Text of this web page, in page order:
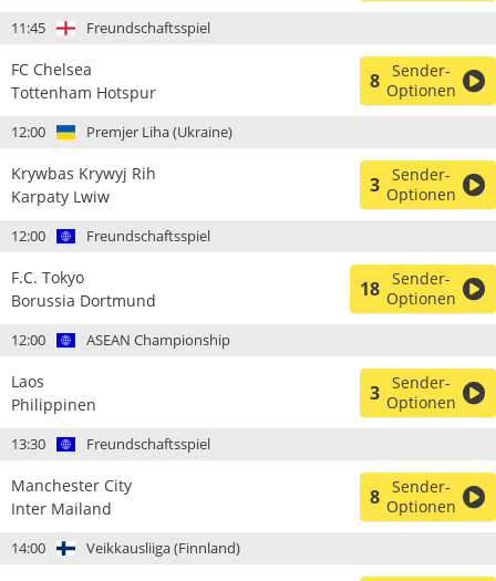
11:45 Freundschaftsspiel
FC Chelsea
Tottenham Hotspur
8 Sender-
Optionen
12:00 Premjer Liha (Ukraine)
Krywbas Krywyj Rih
Karpaty Lwiw
3 Sender-
Optionen
12:00 Freundschaftsspiel
F.C. Tokyo
Borussia Dortmund
18 Sender-
Optionen
12:00 ASEAN Championship
Laos
Philippinen
3 Sender-
Optionen
13:30 Freundschaftsspiel
Manchester City
Inter Mailand
8 Sender-
Optionen
14:00 Veikkausliiga (Finnland)